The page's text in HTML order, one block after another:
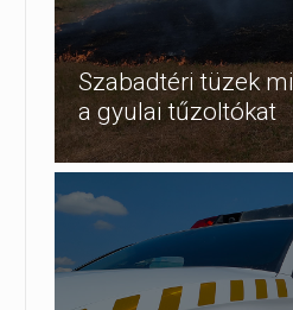
Szabadtéri tüzek
a gyulai tűzoltókat